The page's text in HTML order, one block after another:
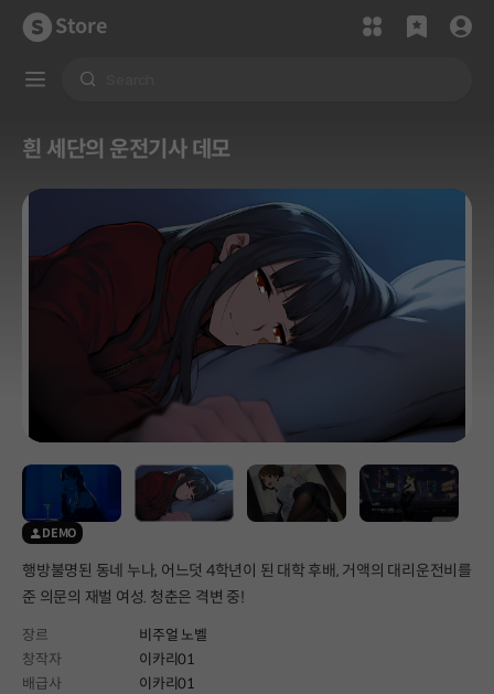
Store
흰 세단의 운전기사 데모
DEMO
행방불명된 동네 누나, 어느덧 4학년이 된 대학 후배, 거액의 대리운전비를
준 의문의 재벌 여성. 청춘은 격변 중!
장르
비주얼 노벨
창작자
이카리01
배급사
이카리01